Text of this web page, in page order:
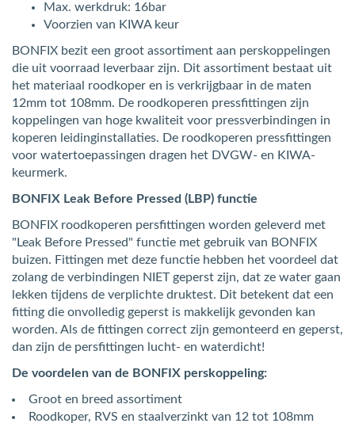
Max. werkdruk: 16bar
Voorzien van KIWA keur
BONFIX bezit een groot assortiment aan perskoppelingen
die uit voorraad leverbaar zijn. Dit assortiment bestaat uit
het materiaal roodkoper en is verkrijgbaar in de maten
12mm tot 108mm. De roodkoperen pressfittingen zijn
koppelingen van hoge kwaliteit voor pressverbindingen in
koperen leidinginstallaties. De roodkoperen pressfittingen
voor watertoepassingen dragen het DVGW- en KIWA-
keurmerk.
BONFIX Leak Before Pressed (LBP) functie
BONFIX roodkoperen persfittingen worden geleverd met
"Leak Before Pressed" functie met gebruik van BONFIX
buizen. Fittingen met deze functie hebben het voordeel dat
zolang de verbindingen NIET geperst zijn, dat ze water gaan
lekken tijdens de verplichte druktest. Dit betekent dat een
fitting die onvolledig geperst is makkelijk gevonden kan
worden. Als de fittingen correct zijn gemonteerd en geperst,
dan zijn de persfittingen lucht- en waterdicht!
De voordelen van de BONFIX perskoppeling:
Groot en breed assortiment
Roodkoper, RVS en staalverzinkt van 12 tot 108mm